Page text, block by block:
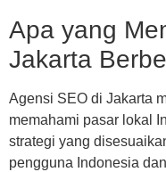
Apa yang
Jakarta
Agensi SEO di Jakarta
memahami pasar lokal
strategi yang
pengguna Indonesia